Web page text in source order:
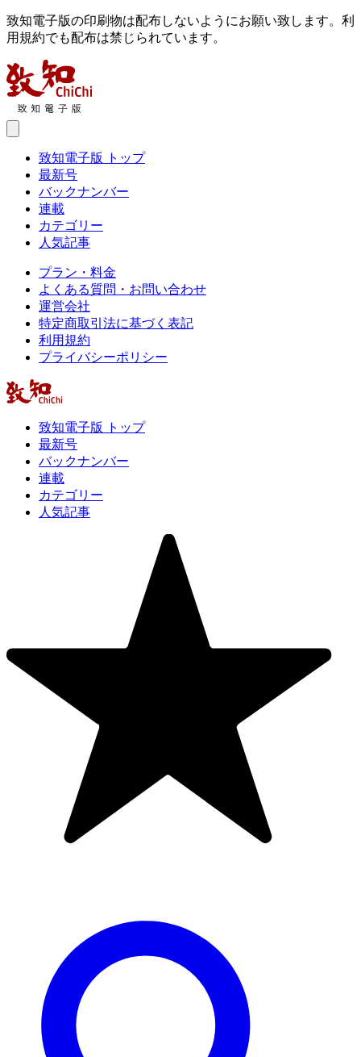
致知電子版の印刷物は配布しないようにお願い致します。利
用規約でも配布は禁じられています。
致知電子版 トップ
最新号
バックナンバー
連載
カテゴリー
人気記事
プラン・料金
よくある質問・お問い合わせ
運営会社
特定商取引法に基づく表記
利用規約
プライバシーポリシー
致知電子版 トップ
最新号
バックナンバー
連載
カテゴリー
人気記事